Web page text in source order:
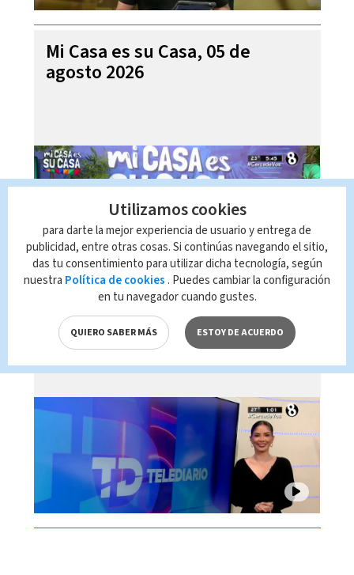
Mi Casa es su Casa, 05 de
agosto 2026
Telediario En Directo con Paula
Brenes, 05 de agosto 2026
Utilizamos cookies
para darte la mejor experiencia de usuario y entrega de
publicidad, entre otras cosas. Si continúas navegando el sitio,
das tu consentimiento para utilizar dicha tecnología, según
nuestra Política de cookies . Puedes cambiar la configuración
en tu navegador cuando gustes.
QUIERO SABER MÁS ESTOY DE ACUERDO